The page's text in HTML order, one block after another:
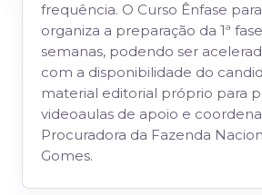
frequência. O Curso Ênfase
organiza a preparação da 1ª
semanas, podendo ser
com a disponibilidade do
material editorial próprio para
videoaulas de apoio e
Procuradora da Fazenda
Gomes.